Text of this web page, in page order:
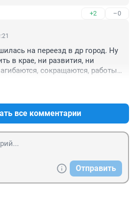
+2 –0
на переезд в др город. Ну
в крае, ни развития, ни
сокращаются, работы
вообще молчу, цены на
каждый день не успевают
программ для привлечения
Только все хуже для народа.
что продать, подобрать капитал
одна переферия. Никакого
хуже и хуже с каждым годом!
все комментарии
Отправить